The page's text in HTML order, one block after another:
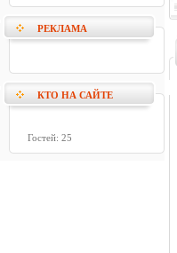
РЕКЛАМА
КТО НА САЙТЕ
Гостей: 25